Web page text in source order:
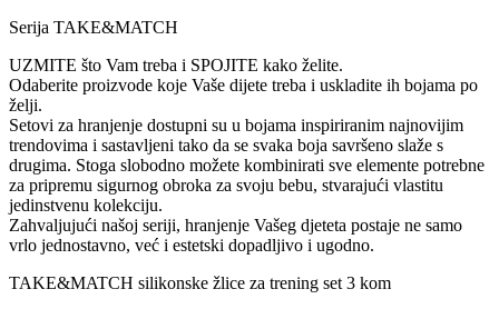
Serija TAKE&MATCH
UZMITE što Vam treba i SPOJITE kako želite.
Odaberite proizvode koje Vaše dijete treba i uskladite ih bojama po
želji.
Setovi za hranjenje dostupni su u bojama inspiriranim najnovijim
trendovima i sastavljeni tako da se svaka boja savršeno slaže s
drugima. Stoga slobodno možete kombinirati sve elemente potrebne
za pripremu sigurnog obroka za svoju bebu, stvarajući vlastitu
jedinstvenu kolekciju.
Zahvaljujući našoj seriji, hranjenje Vašeg djeteta postaje ne samo
vrlo jednostavno, već i estetski dopadljivo i ugodno.
TAKE&MATCH silikonske žlice za trening set 3 kom